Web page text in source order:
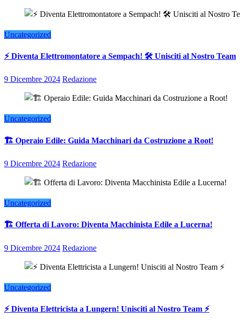
Uncategorized
⚡ Diventa Elettromontatore a Sempach! 🛠️ Unisciti al Nostro Team
9 Dicembre 2024 Redazione
Uncategorized
🏗️ Operaio Edile: Guida Macchinari da Costruzione a Root!
9 Dicembre 2024 Redazione
Uncategorized
🏗️ Offerta di Lavoro: Diventa Macchinista Edile a Lucerna!
9 Dicembre 2024 Redazione
Uncategorized
⚡ Diventa Elettricista a Lungern! Unisciti al Nostro Team ⚡